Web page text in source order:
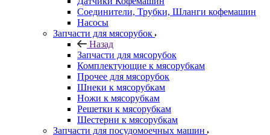
Соединители, Трубки, Шланги кофемашин
Насосы
Запчасти для мясорубок
Назад
Запчасти для мясорубок
Комплектующие к мясорубкам
Прочее для мясорубок
Шнеки к мясорубкам
Ножи к мясорубкам
Решетки к мясорубкам
Шестерни к мясорубкам
Запчасти для посудомоечных машин